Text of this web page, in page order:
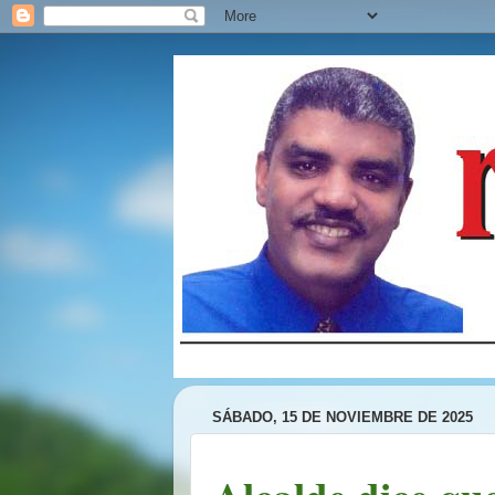
SÁBADO, 15 DE NOVIEMBRE DE 2025